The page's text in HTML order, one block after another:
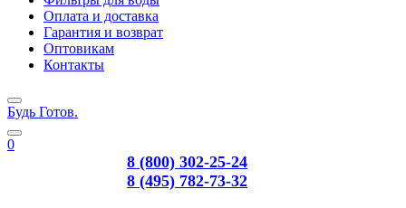
Оплата и доставка
Гарантия и возврат
Оптовикам
Контакты
Будь Готов.
0
8 (800) 302-25-24
8 (495) 782-73-32